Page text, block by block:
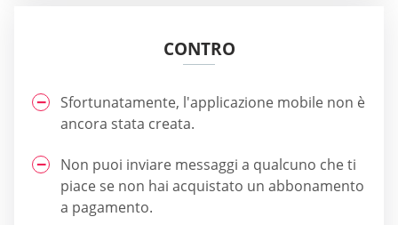
CONTRO
Sfortunatamente, l'applicazione mobile non è
ancora stata creata.
Non puoi inviare messaggi a qualcuno che ti
piace se non hai acquistato un abbonamento
a pagamento.